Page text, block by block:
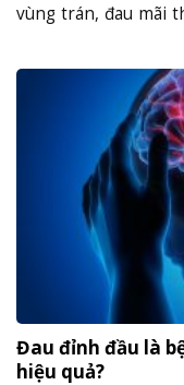
vùng trán, đau mãi
dội nên tôi cứ nghĩ
Đau đỉnh đầu là
hiệu quả?